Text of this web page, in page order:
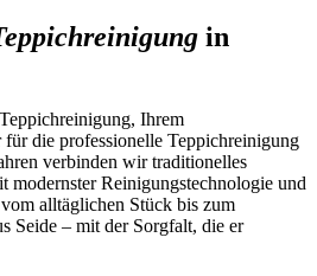
in
Ihrem
für die professionelle Teppichreinigung
verbinden wir traditionelles
modernster Reinigungstechnologie und
alltäglichen Stück bis zum
Seide – mit der Sorgfalt, die er